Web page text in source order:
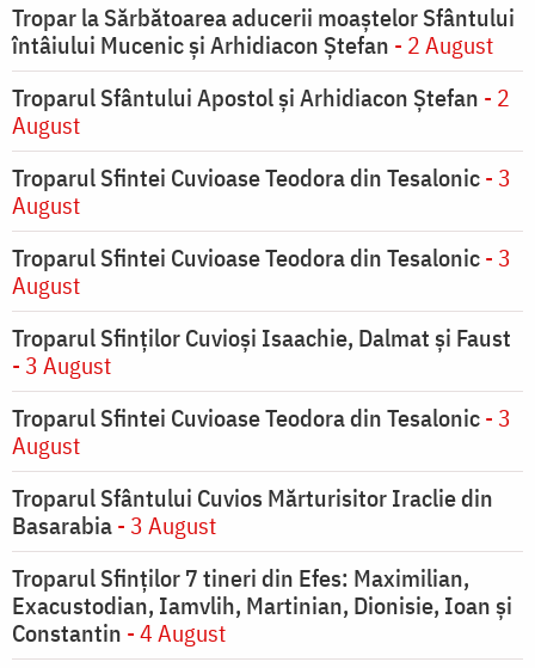
Tropar la Sărbătoarea aducerii moaştelor Sfântului
întâiului Mucenic şi Arhidiacon Ştefan - 2 August
Troparul Sfântului Apostol și Arhidiacon Ștefan - 2
August
Troparul Sfintei Cuvioase Teodora din Tesalonic- 3
August
Troparul Sfintei Cuvioase Teodora din Tesalonic- 3
August
Troparul Sfinţilor Cuvioşi Isaachie, Dalmat şi Faust
- 3 August
Troparul Sfintei Cuvioase Teodora din Tesalonic- 3
August
Troparul Sfântului Cuvios Mărturisitor Iraclie din
Basarabia- 3 August
Troparul Sfinţilor 7 tineri din Efes: Maximilian,
Exacustodian, Iamvlih, Martinian, Dionisie, Ioan şi
Constantin - 4 August